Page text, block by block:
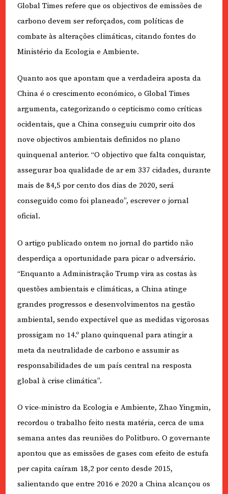
Global Times refere que os objectivos de emissões de
carbono devem ser reforçados, com políticas de
combate às alterações climáticas, citando fontes do
Ministério da Ecologia e Ambiente.
Quanto aos que apontam que a verdadeira aposta da
China é o crescimento económico, o Global Times
argumenta, categorizando o cepticismo como críticas
ocidentais, que a China conseguiu cumprir oito dos
nove objectivos ambientais definidos no plano
quinquenal anterior. “O objectivo que falta conquistar,
assegurar boa qualidade de ar em 337 cidades, durante
mais de 84,5 por cento dos dias de 2020, será
conseguido como foi planeado”, escrever o jornal
oficial.
O artigo publicado ontem no jornal do partido não
desperdiça a oportunidade para picar o adversário.
“Enquanto a Administração Trump vira as costas às
questões ambientais e climáticas, a China atinge
grandes progressos e desenvolvimentos na gestão
ambiental, sendo expectável que as medidas vigorosas
prossigam no 14.º plano quinquenal para atingir a
meta da neutralidade de carbono e assumir as
responsabilidades de um país central na resposta
global à crise climática”.
O vice-ministro da Ecologia e Ambiente, Zhao Yingmin,
recordou o trabalho feito nesta matéria, cerca de uma
semana antes das reuniões do Politburo. O governante
apontou que as emissões de gases com efeito de estufa
per capita caíram 18,2 por cento desde 2015,
salientando que entre 2016 e 2020 a China alcançou os